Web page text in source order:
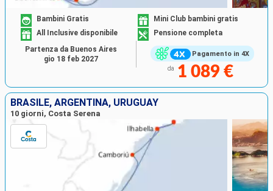
Pagamento in 4X
Bambini Gratis
Mini Club bambini gratis
All Inclusive disponibile
Pensione completa
da 1 089 €
Partenza da Buenos Aires
gio 18 feb 2027
BRASILE, ARGENTINA, URUGUAY
10 giorni, Costa Serena